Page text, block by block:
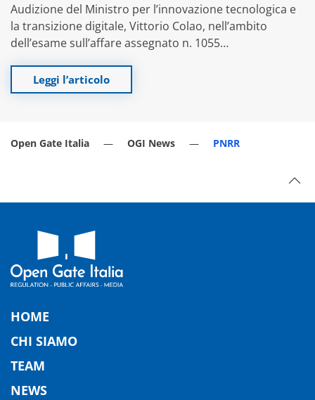
Audizione del Ministro per l’innovazione tecnologica e
la transizione digitale, Vittorio Colao, nell’ambito
dell’esame sull’affare assegnato n. 1055…
Leggi l’articolo
Open Gate Italia OGI News PNRR
HOME
CHI SIAMO
TEAM
NEWS